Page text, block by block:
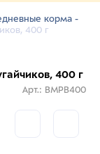
корма -
400 г
400 г
Арт.: BMPB400